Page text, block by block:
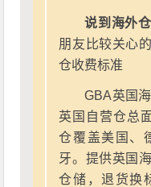
说到海外仓
朋友比较关心
仓收费标准
GBA英国
英国自营仓总
仓覆盖美国、
牙。提供英国
仓储，退货换